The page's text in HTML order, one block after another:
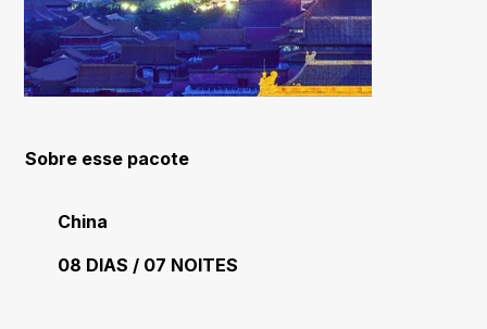
Sobre esse pacote
China
08 DIAS / 07 NOITES